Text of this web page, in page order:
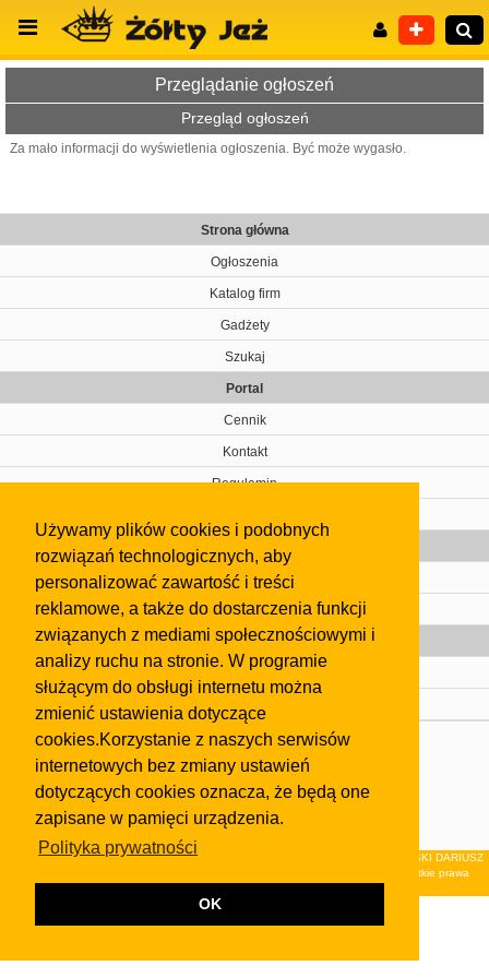
Używamy plików cookies i podobnych
rozwiązań technologicznych, aby
personalizować zawartość i treści
reklamowe, a także do dostarczenia funkcji
związanych z mediami społecznościowymi i
analizy ruchu na stronie. W programie
służącym do obsługi internetu można
zmienić ustawienia dotyczące
cookies.Korzystanie z naszych serwisów
internetowych bez zmiany ustawień
dotyczących cookies oznacza, że będą one
zapisane w pamięci urządzenia.
Polityka prywatności
OK
Przeglądanie ogłoszeń
Przegląd ogłoszeń
Za mało informacji do wyświetlenia ogłoszenia. Być może wygasło.
Strona główna
Ogłoszenia
Katalog firm
Gadżety
Szukaj
Portal
Cennik
Kontakt
Regulamin
Gazeta
Olkusz
Kontakt
Strefa dla biznesu
Biura nieruchomości
Dealerzy i autokomisy
Skontaktuj się z nami
regulaminuiPolityki Prywatności.
Klauzula FB
© 2026Wydawnictwo NEON sp. z o.o. (dawniej: FIRMA NEON MAREK KLUCZEWSKI DARIUSZ
KRAWCZYK s.c.) z siedzibą w Olkuszu, ul.Żuradzka 15, 32-300 Olkusz . Wszystkie prawa